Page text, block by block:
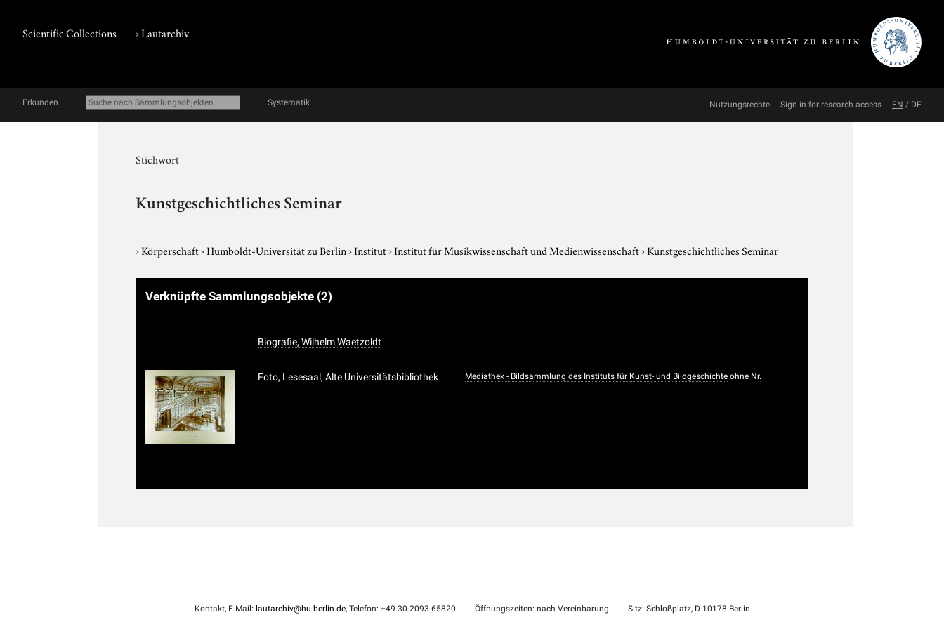
Scientific Collections ›Lautarchiv
Erkunden Systematik Nutzungsrechte Sign in for research access EN / DE
Stichwort
Kunstgeschichtliches Seminar
›Körperschaft›Humboldt-Universität zu Berlin›Institut›Institut für Musikwissenschaft und Medienwissenschaft›Kunstgeschichtliches Seminar
Verknüpfte Sammlungsobjekte (2)
Biografie, Wilhelm Waetzoldt
Foto, Lesesaal, Alte Universitätsbibliothek Mediathek - Bildsammlung des Instituts für Kunst- und Bildgeschichte ohne Nr.
Kontakt, E-Mail: lautarchiv@hu-berlin.de, Telefon: +49 30 2093 65820 Öffnungszeiten: nach Vereinbarung Sitz: Schloßplatz, D-10178 Berlin